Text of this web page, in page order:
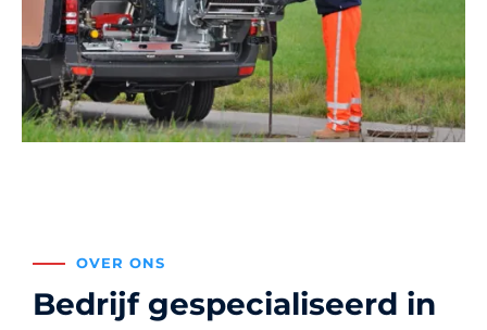
OVER ONS
Bedrijf gespecialiseerd in